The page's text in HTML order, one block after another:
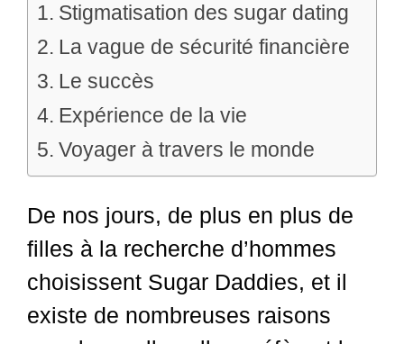
Stigmatisation des sugar dating
La vague de sécurité financière
Le succès
Expérience de la vie
Voyager à travers le monde
De nos jours, de plus en plus de
filles à la recherche d’hommes
choisissent Sugar Daddies, et il
existe de nombreuses raisons